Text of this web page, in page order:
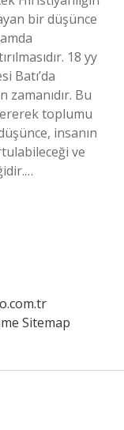
bir düşünce
18 yy
Batı’da
zamanıdır. Bu
toplumu
insanın
ve
Sitemap